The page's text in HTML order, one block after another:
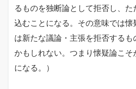
るものを独断論として拒否し、た
込むことになる。その意味では
は新たな議論・主張を拒否するも
かもしれない。つまり懐疑論こそ
になる。）